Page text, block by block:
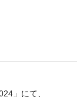
」にて、